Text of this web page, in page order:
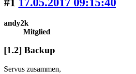
andy2k
Mitglied
[1.2] Backup
Servus zusammen,